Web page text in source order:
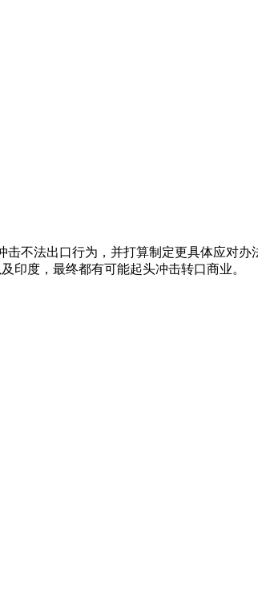
不法出口行为，并打算制定更具体应对办
印度，最终都有可能起头冲击转口商业。